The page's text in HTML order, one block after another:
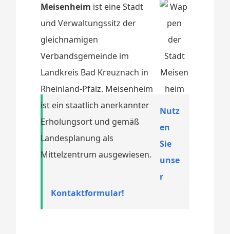
Meisenheim ist eine Stadt
und Verwaltungssitz der
gleichnamigen
Verbandsgemeinde im
Landkreis Bad Kreuznach in
Rheinland-Pfalz. Meisenheim
ist ein staatlich anerkannter
Erholungsort und gemäß
Landesplanung als
Mittelzentrum ausgewiesen.
Nutz
en
Sie
unse
r
Kontaktformular!